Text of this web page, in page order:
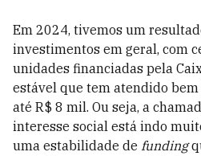
Em 2024, tivemos um
investimentos em geral, com
unidades financiadas pela
estável que tem atendido
até R$ 8 mil. Ou seja, a
interesse social está indo
uma estabilidade de funding